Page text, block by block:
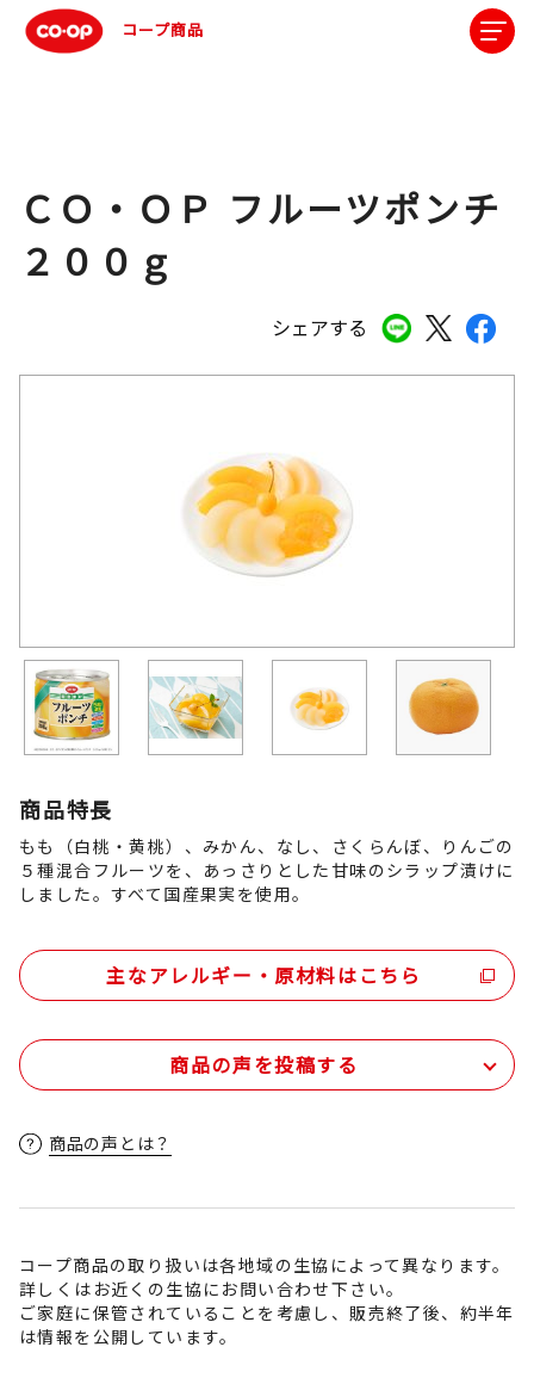
コープ商品
シェアする
ＣＯ・ＯＰ フルーツポンチ
２００ｇ
商品特長
もも（白桃・黄桃）、みかん、なし、さくらんぼ、りんごの
５種混合フルーツを、あっさりとした甘味のシラップ漬けに
しました。すべて国産果実を使用。
主なアレルギー・原材料はこちら
商品の声を投稿する
商品の声とは？
コープ商品の取り扱いは各地域の生協によって異なります。
詳しくはお近くの生協にお問い合わせ下さい。
ご家庭に保管されていることを考慮し、販売終了後、約半年
は情報を公開しています。